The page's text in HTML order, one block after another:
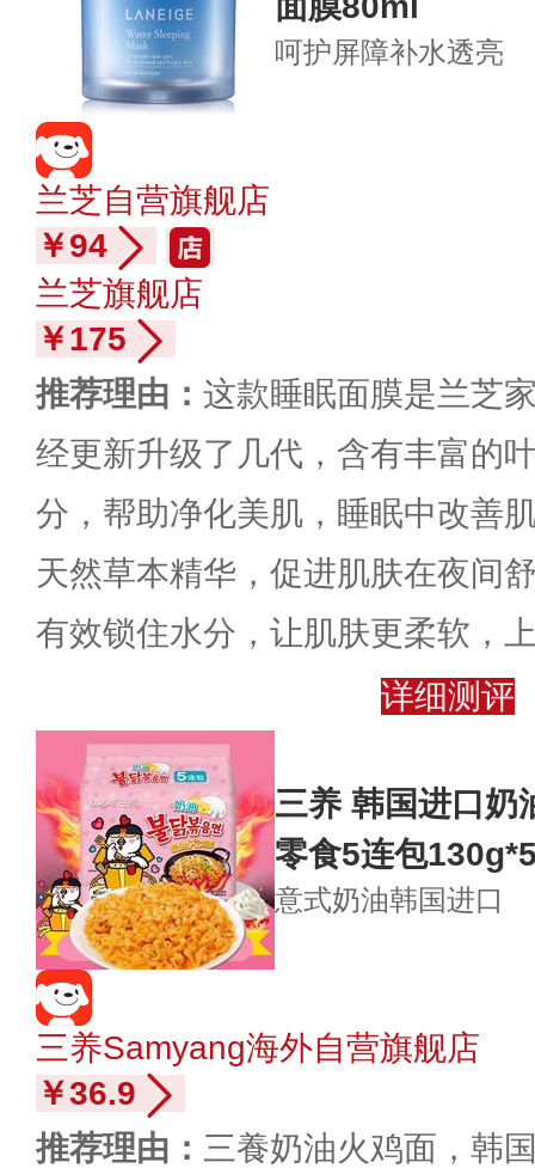
呵护屏障补水透亮
兰芝自营旗舰店
￥94
兰芝旗舰店
￥175
推荐理由： 这款睡眠面膜是兰芝
经更新升级了几代，含有丰富的
分，帮助净化美肌，睡眠中改善
天然草本精华，促进肌肤在夜间
有效锁住水分，让肌肤更柔软，
详细测评
三养 韩国进口奶
零食5连包
意式奶油韩国进口
三养Samyang海外自营旗舰店
￥36.9
推荐理由： 三養奶油火鸡面，韩